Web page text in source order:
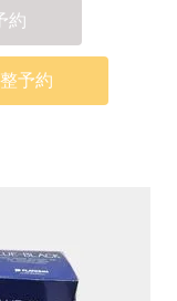
約
予約